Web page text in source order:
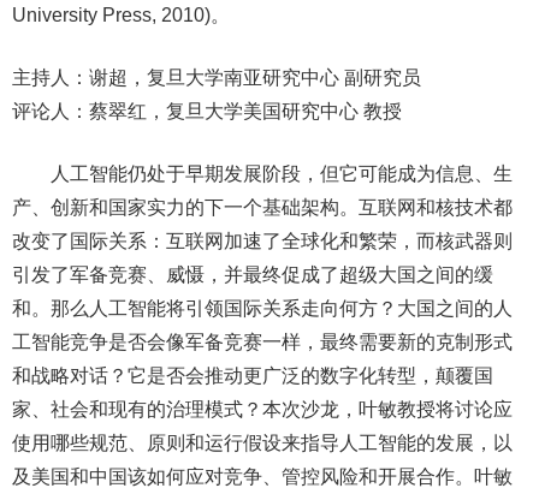
University Press, 2010)。
主持人：谢超，复旦大学南亚研究中心 副研究员
评论人：蔡翠红，复旦大学美国研究中心 教授
人工智能仍处于早期发展阶段，但它可能成为信息、生
产、创新和国家实力的下一个基础架构。互联网和核技术都
改变了国际关系：互联网加速了全球化和繁荣，而核武器则
引发了军备竞赛、威慑，并最终促成了超级大国之间的缓
和。那么人工智能将引领国际关系走向何方？大国之间的人
工智能竞争是否会像军备竞赛一样，最终需要新的克制形式
和战略对话？它是否会推动更广泛的数字化转型，颠覆国
家、社会和现有的治理模式？本次沙龙，叶敏教授将讨论应
使用哪些规范、原则和运行假设来指导人工智能的发展，以
及美国和中国该如何应对竞争、管控风险和开展合作。叶敏